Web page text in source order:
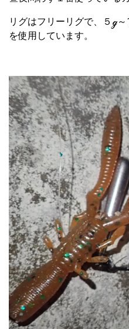
リグはフリーリグで、５ℊ
を使用しています。